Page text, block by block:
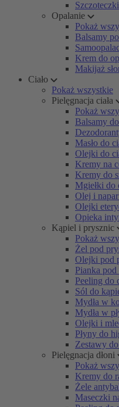
Opalanie
Pokaż
Balsamy
Krem do
Makijaż
Ciało
Pokaż wszystkie
Pielęgnacja ciała
Pokaż
Balsamy do
Masło do
Olejki do
Kremy na
Kremy do
Mgiełki do
Olej i
Olejki
Opieka
Kąpiel i prysznic
Pokaż
Żel pod
Olejki pod
Pianka
Peeling do
Sól do
Mydła w
Mydła w
Olejki i
Płyny do
Zestawy
Pielęgnacja dłoni
Pokaż
Kremy do
Żele
Maseczki